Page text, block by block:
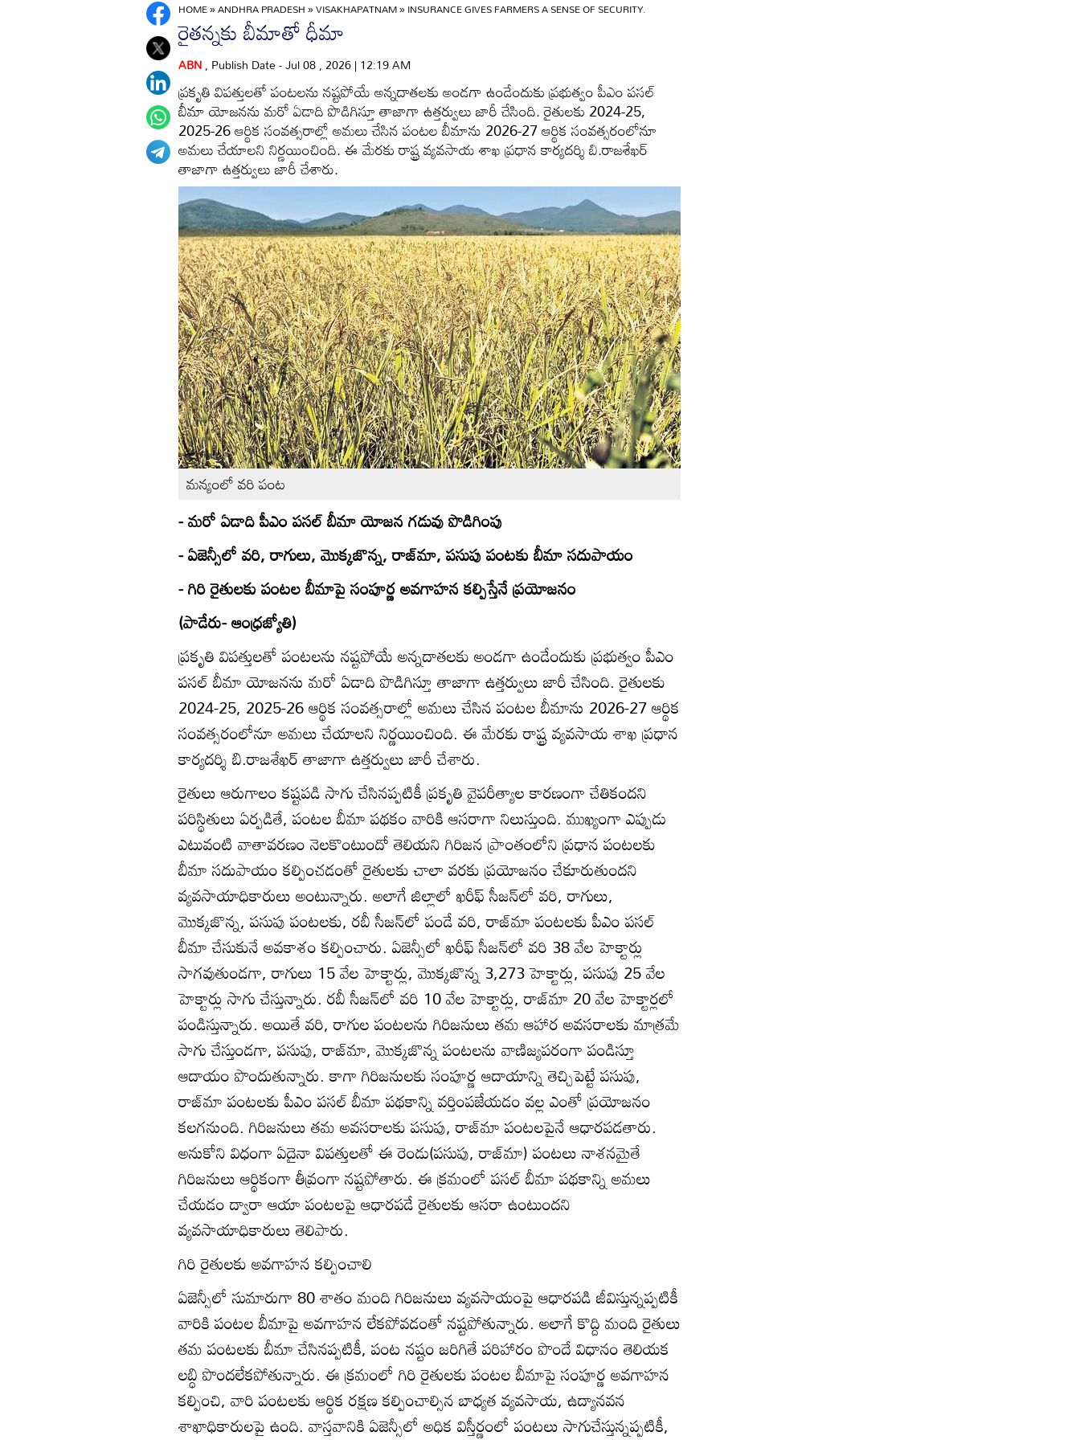
HOME»ANDHRA PRADESH»VISAKHAPATNAM»INSURANCE GIVES FARMERS A SENSE OF SECURITY.
రైతన్నకు బీమాతో ధీమా
ABN, Publish Date - Jul 08 , 2026 | 12:19 AM
ప్రకృతి విపత్తులతో పంటలను నష్టపోయే అన్నదాతలకు అండగా ఉండేందుకు ప్రభుత్వం పీఎం పసల్‌
బీమా యోజనను మరో ఏడాది పొడిగిస్తూ తాజాగా ఉత్తర్వులు జారీ చేసింది. రైతులకు 2024-25,
2025-26 ఆర్థిక సంవత్సరాల్లో అమలు చేసిన పంటల బీమాను 2026-27 ఆర్థిక సంవత్సరంలోనూ
అమలు చేయాలని నిర్ణయించింది. ఈ మేరకు రాష్ట్ర వ్యవసాయ శాఖ ప్రధాన కార్యదర్శి బి.రాజశేఖర్‌
తాజాగా ఉత్తర్వులు జారీ చేశారు.
మన్యంలో వరి పంట
- మరో ఏడాది పీఎం పసల్‌ బీమా యోజన గడువు పొడిగింపు
- ఏజెన్సీలో వరి, రాగులు, మొక్కజొన్న, రాజ్‌మా, పసుపు పంటకు బీమా సదుపాయం
- గిరి రైతులకు పంటల బీమాపై సంపూర్ణ అవగాహన కల్పిస్తేనే ప్రయోజనం
(పాడేరు- ఆంధ్రజ్యోతి)
ప్రకృతి విపత్తులతో పంటలను నష్టపోయే అన్నదాతలకు అండగా ఉండేందుకు ప్రభుత్వం పీఎం
పసల్‌ బీమా యోజనను మరో ఏడాది పొడిగిస్తూ తాజాగా ఉత్తర్వులు జారీ చేసింది. రైతులకు
2024-25, 2025-26 ఆర్థిక సంవత్సరాల్లో అమలు చేసిన పంటల బీమాను 2026-27 ఆర్థిక
సంవత్సరంలోనూ అమలు చేయాలని నిర్ణయించింది. ఈ మేరకు రాష్ట్ర వ్యవసాయ శాఖ ప్రధాన
కార్యదర్శి బి.రాజశేఖర్‌ తాజాగా ఉత్తర్వులు జారీ చేశారు.
రైతులు ఆరుగాలం కష్టపడి సాగు చేసినప్పటికీ ప్రకృతి వైపరీత్యాల కారణంగా చేతికందని
పరిస్థితులు ఏర్పడితే, పంటల బీమా పథకం వారికి ఆసరాగా నిలుస్తుంది. ముఖ్యంగా ఎప్పుడు
ఎటువంటి వాతావరణం నెలకొంటుందో తెలియని గిరిజన ప్రాంతంలోని ప్రధాన పంటలకు
బీమా సదుపాయం కల్పించడంతో రైతులకు చాలా వరకు ప్రయోజనం చేకూరుతుందని
వ్యవసాయాధికారులు అంటున్నారు. అలాగే జిల్లాలో ఖరీఫ్‌ సీజన్‌లో వరి, రాగులు,
మొక్కజొన్న, పసుపు పంటలకు, రబీ సీజన్‌లో పండే వరి, రాజ్‌మా పంటలకు పీఎం పసల్‌
బీమా చేసుకునే అవకాశం కల్పించారు. ఏజెన్సీలో ఖరీఫ్‌ సీజన్‌లో వరి 38 వేల హెక్టార్లు
సాగవుతుండగా, రాగులు 15 వేల హెక్టార్లు, మొక్కజొన్న 3,273 హెక్టార్లు, పసుపు 25 వేల
హెక్టార్లు సాగు చేస్తున్నారు. రబీ సీజన్‌లో వరి 10 వేల హెక్టార్లు, రాజ్‌మా 20 వేల హెక్టార్లలో
పండిస్తున్నారు. అయితే వరి, రాగుల పంటలను గిరిజనులు తమ ఆహార అవసరాలకు మాత్రమే
సాగు చేస్తుండగా, పసుపు, రాజ్‌మా, మొక్కజొన్న పంటలను వాణిజ్యపరంగా పండిస్తూ
ఆదాయం పొందుతున్నారు. కాగా గిరిజనులకు సంపూర్ణ ఆదాయాన్ని తెచ్చిపెట్టే పసుపు,
రాజ్‌మా పంటలకు పీఎం పసల్‌ బీమా పథకాన్ని వర్తింపజేయడం వల్ల ఎంతో ప్రయోజనం
కలగనుంది. గిరిజనులు తమ అవసరాలకు పసుపు, రాజ్‌మా పంటలపైనే ఆధారపడతారు.
అనుకోని విధంగా ఏదైనా విపత్తులతో ఈ రెండు(పసుపు, రాజ్‌మా) పంటలు నాశనమైతే
గిరిజనులు ఆర్థికంగా తీవ్రంగా నష్టపోతారు. ఈ క్రమంలో పసల్‌ బీమా పథకాన్ని అమలు
చేయడం ద్వారా ఆయా పంటలపై ఆధారపడే రైతులకు ఆసరా ఉంటుందని
వ్యవసాయాధికారులు తెలిపారు.
గిరి రైతులకు అవగాహన కల్పించాలి
ఏజెన్సీలో సుమారుగా 80 శాతం మంది గిరిజనులు వ్యవసాయంపై ఆధారపడి జీవిస్తున్నప్పటికీ
వారికి పంటల బీమాపై అవగాహన లేకపోవడంతో నష్టపోతున్నారు. అలాగే కొద్ది మంది రైతులు
తమ పంటలకు బీమా చేసినప్పటికీ, పంట నష్టం జరిగితే పరిహారం పొందే విధానం తెలియక
లబ్ధి పొందలేకపోతున్నారు. ఈ క్రమంలో గిరి రైతులకు పంటల బీమాపై సంపూర్ణ అవగాహన
కల్పించి, వారి పంటలకు ఆర్థిక రక్షణ కల్పించాల్సిన బాధ్యత వ్యవసాయ, ఉద్యానవన
శాఖాధికారులపై ఉంది. వాస్తవానికి ఏజెన్సీలో అధిక విస్తీర్ణంలో పంటలు సాగుచేస్తున్నప్పటికీ,